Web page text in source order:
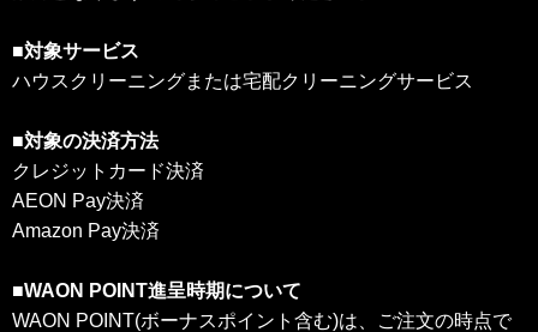
■対象サービス
ハウスクリーニングまたは宅配クリーニングサービス
■対象の決済方法
クレジットカード決済
AEON Pay決済
Amazon Pay決済
■WAON POINT進呈時期について
WAON POINT(ボーナスポイント含む)は、ご注文の時点で